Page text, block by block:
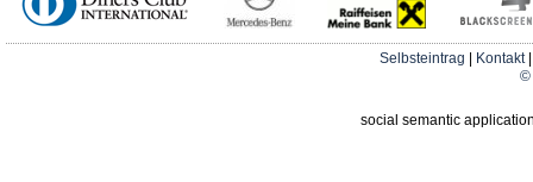
Selbsteintrag Kontakt
©
social semantic